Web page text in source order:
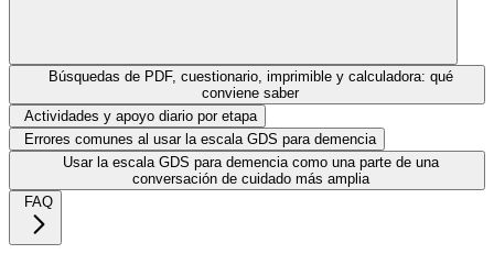
Búsquedas de PDF, cuestionario, imprimible y calculadora: qué
conviene saber
Actividades y apoyo diario por etapa
Errores comunes al usar la escala GDS para demencia
Usar la escala GDS para demencia como una parte de una
conversación de cuidado más amplia
FAQ